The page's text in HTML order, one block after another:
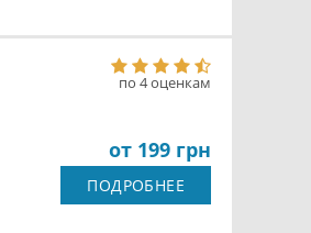
по 4 оценкам
от 199 грн
ПОДРОБНЕЕ